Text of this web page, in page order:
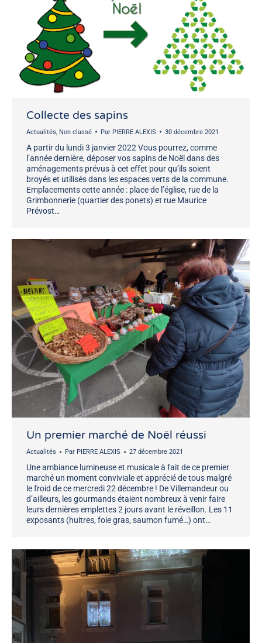
Collecte des sapins
Actualités, Non classé Par PIERRE ALEXIS 30 décembre 2021
A partir du lundi 3 janvier 2022 Vous pourrez, comme
l’année dernière, déposer vos sapins de Noël dans des
aménagements prévus à cet effet pour qu’ils soient
broyés et utilisés dans les espaces verts de la commune.
Emplacements cette année : place de l’église, rue de la
Grimbonnerie (quartier des ponets) et rue Maurice
Prévost…
Un premier marché de Noël réussi
Actualités Par PIERRE ALEXIS 27 décembre 2021
Une ambiance lumineuse et musicale à fait de ce premier
marché un moment conviviale et apprécié de tous malgré
le froid de ce mercredi 22 décembre ! De Villemandeur ou
d’ailleurs, les gourmands étaient nombreux à venir faire
leurs dernières emplettes 2 jours avant le réveillon. Les 11
exposants (huitres, foie gras, saumon fumé…) ont…